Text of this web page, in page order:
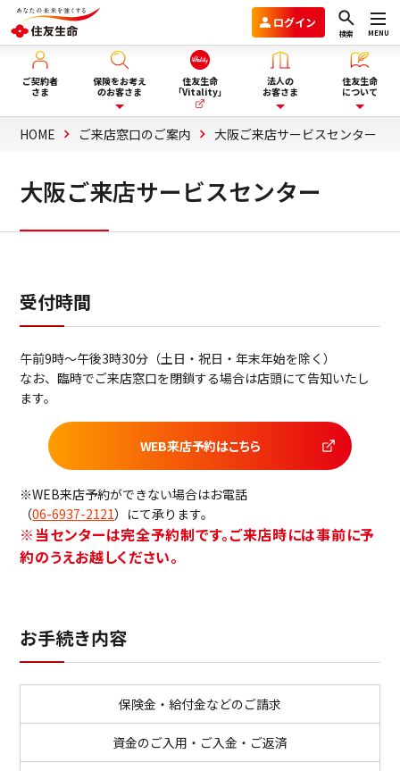
ログイン
検索 MENU
ご契約者
さま
保険をお考え
のお客さま
保険を選ぶ
商品一覧
ぶ
資料請求
住友生命
「Vitality」
法人の
お客さま
企業年金のお客さま
団体保険と財形保険のお客さま
法人向け商品のご案内
ビジネスサポートプログラム
スミセイ法人クラブ
住友生命
について
住友生命グループVision2030
会社情報
HOME ご来店窓口のご案内 大阪ご来店サービスセンター
大阪ご来店サービスセンター
受付時間
午前9時～から
午後3時30分（土日・祝日・年末年始を除く）
なお、臨時でご来店窓口を閉鎖する場合は店頭にて告知いたし
ます。
WEB来店予約はこちら
※WEB来店予約ができない場合はお電話
（06-6937-2121）にて承ります。
※当センターは完全予約制です。ご来店時には事前に予
約のうえお越しください。
お手続き内容
保険金・給付金などのご請求
資金のご入用・ご入金・ご返済